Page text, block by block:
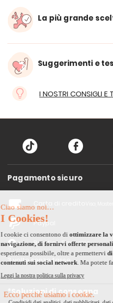
La più grande
Suggerimenti e
I NOSTRI CONSIGLI E
Pagamento sicuro
Carta di credito
Paypal
Bonifico Bancario
3 volte senza tasse
*Soluzioni di consegna